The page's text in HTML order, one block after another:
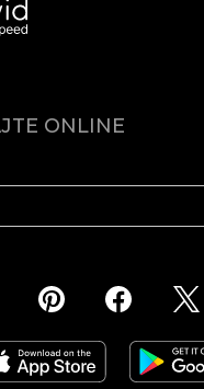
ONLINE
Facebook